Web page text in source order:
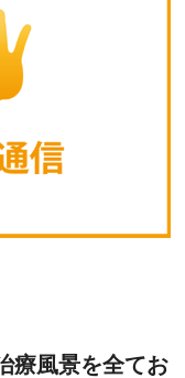
療風景を全てお